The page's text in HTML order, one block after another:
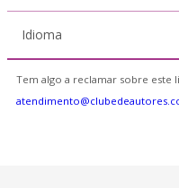
Idioma
Tem algo a reclamar sobre este